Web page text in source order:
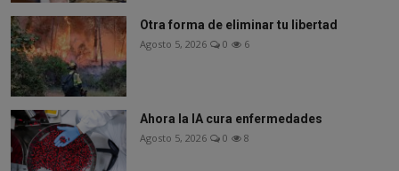
Otra forma de eliminar tu libertad
Agosto 5, 2026 0 6
Ahora la IA cura enfermedades
Agosto 5, 2026 0 8